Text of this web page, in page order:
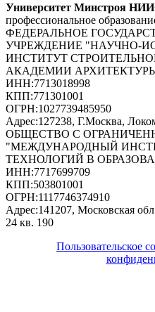
Университет Минстроя
профессиональное
ФЕДЕРАЛЬНОЕ
УЧРЕЖДЕНИЕ "НАУЧНО-
ИНСТИТУТ
АКАДЕМИИ
ИНН:7713018998
КПП:771301001
ОГРН:1027739485950
Адрес:127238, Г.Москва,
ОБЩЕСТВО С
"МЕЖДУНАРОДНЫЙ
ТЕХНОЛОГИЙ В
ИНН:7717699709
КПП:503801001
ОГРН:1117746374910
Адрес:141207, Московская
24 кв. 190
Пользовательское